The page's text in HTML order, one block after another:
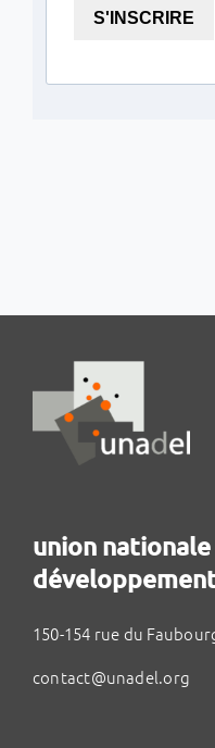
S'INSCRIRE
union
150-154 rue du
contact@unadel.org